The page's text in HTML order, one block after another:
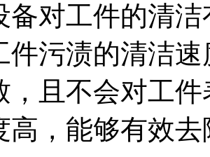
备对工件的清
件污渍的清洁
，且不会对工
高，能够有效